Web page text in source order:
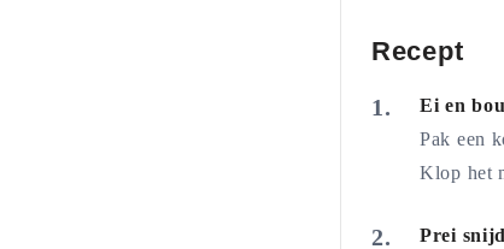
Recept
Ei en
Pak een
Klop het
Prei